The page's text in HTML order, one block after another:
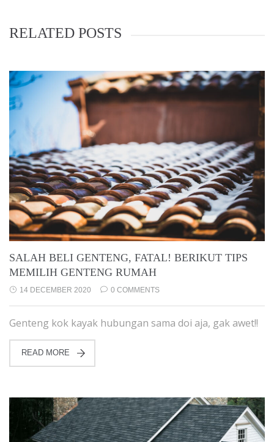
RELATED POSTS
SALAH BELI GENTENG, FATAL! BERIKUT TIPS
MEMILIH GENTENG RUMAH
14 DECEMBER 2020 0 COMMENTS
Genteng kok kayak hubungan sama doi aja, gak awet!!
READ MORE